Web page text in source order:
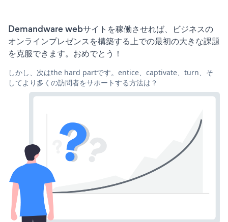
Demandware webサイトを稼働させれば、ビジネスの
オンラインプレゼンスを構築する上での最初の大きな課題
を克服できます。おめでとう！
しかし、次はthe hard partです。entice、captivate、turn、そ
してより多くの訪問者をサポートする方法は？